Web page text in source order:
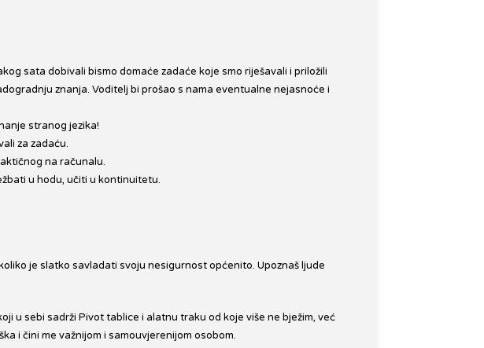
sata dobivali bismo domaće zadaće koje smo riješavali i priložili
znanja. Voditelj bi prošao s nama eventualne nejasnoće i
stranog jezika!
za zadaću.
na računalu.
u hodu, učiti u kontinuitetu.
je slatko savladati svoju nesigurnost općenito. Upoznaš ljude
u sebi sadrži Pivot tablice i alatnu traku od koje više ne bježim, već
i čini me važnijom i samouvjerenijom osobom.